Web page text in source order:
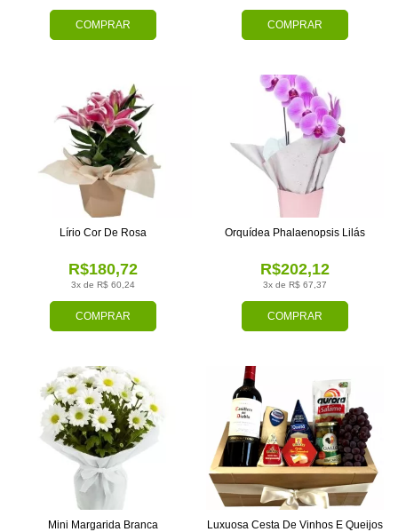
COMPRAR COMPRAR
COMPRAR
3x de R$ 60,24
R$180,72
Lírio Cor De Rosa
COMPRAR
3x de R$ 67,37
R$202,12
Orquídea Phalaenopsis Lilás
Mini Margarida Branca Luxuosa Cesta De Vinhos E Queijos